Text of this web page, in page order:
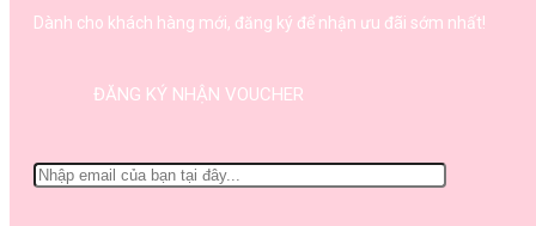
Dành cho khách hàng mới, đăng ký để nhận ưu đãi sớm nhất!
ĐĂNG KÝ NHẬN VOUCHER